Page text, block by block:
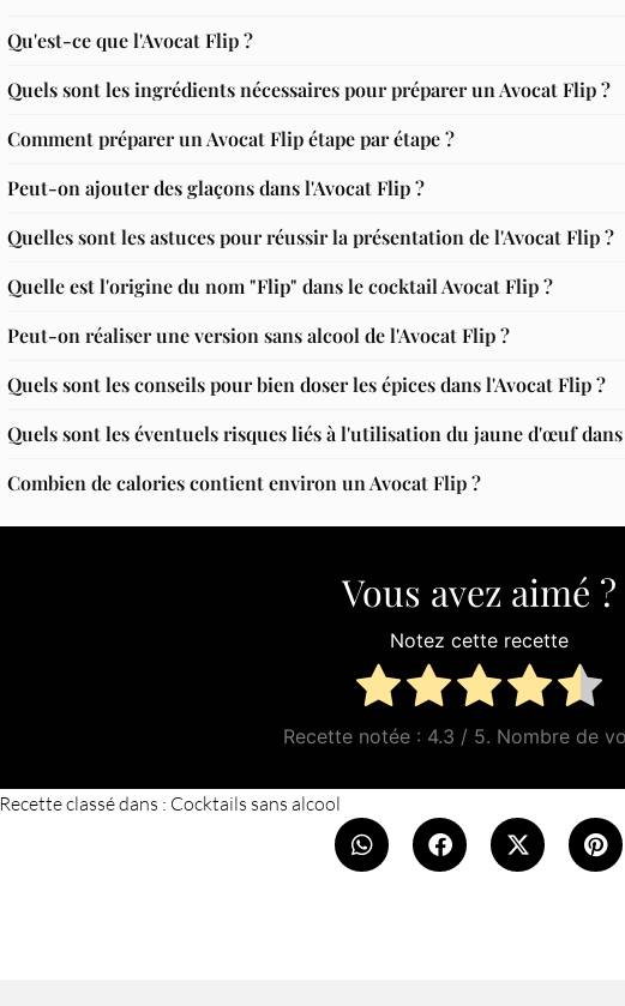
Qu'est-ce que l'Avocat Flip ?
Quels sont les ingrédients nécessaires pour préparer un Avocat Flip ?
Comment préparer un Avocat Flip étape par étape ?
Peut-on ajouter des glaçons dans l'Avocat Flip ?
Quelles sont les astuces pour réussir la présentation de l'Avocat Flip ?
Quelle est l'origine du nom "Flip" dans le cocktail Avocat Flip ?
Peut-on réaliser une version sans alcool de l'Avocat Flip ?
Quels sont les conseils pour bien doser les épices dans l'Avocat Flip ?
Quels sont les éventuels risques liés à l'utilisation du jaune d'œuf
Combien de calories contient environ un Avocat Flip ?
Vous avez aimé ?
Notez cette recette
Recette notée : 4.3 / 5. Nombre de
Recette classé dans : Cocktails sans alcool